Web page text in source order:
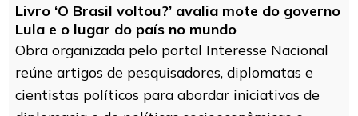
Livro ‘O Brasil voltou?’ avalia mote do governo
Lula e o lugar do país no mundo
Obra organizada pelo portal Interesse Nacional
reúne artigos de pesquisadores, diplomatas e
cientistas políticos para abordar iniciativas de